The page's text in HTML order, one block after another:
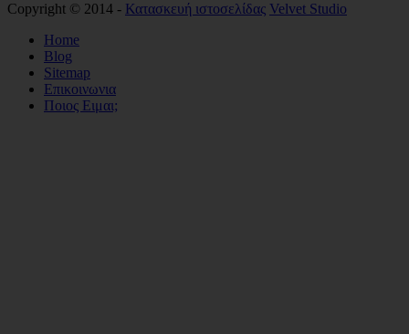
Copyright © 2014 - Κατασκευή ιστοσελίδας Velvet Studio
Home
Blog
Sitemap
Επικοινωνια
Ποιος Ειμαι;